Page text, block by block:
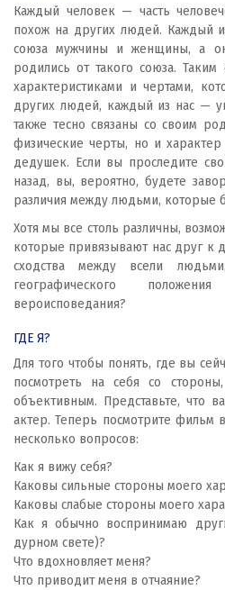
Каждый человек — часть
похож на других людей. Каждый
союза мужчины и женщины, а
родились от такого союза.
характеристиками и чертами,
других людей, каждый из нас —
также тесно связаны со своим
физические черты, но и
дедушек. Если вы проследите
назад, вы, вероятно, будете
различия между людьми, которые
Хотя мы все столь различны,
которые привязывают нас друг к
сходства между всели
географического
вероисповедания?
ГДЕ Я?
Для того чтобы понять, где вы
посмотреть на себя со
объективным. Представьте,
актер. Теперь посмотрите фильм
несколько вопросов:
Как я вижу себя?
Каковы сильные стороны моего
Каковы слабые стороны моего
Как я обычно воспринимаю
дурном свете)?
Что вдохновляет меня?
Что приводит меня в отчаяние?